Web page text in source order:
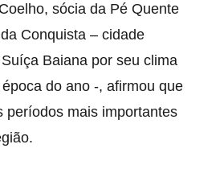
sócia da Pé Quente
Conquista – cidade
Baiana por seu clima
do ano -, afirmou que
períodos mais importantes